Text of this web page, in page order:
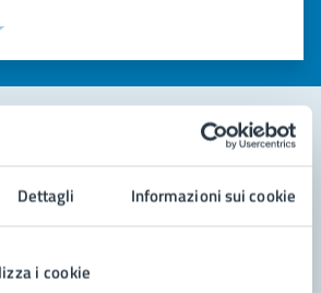
Dettagli Informazioni sui cookie
i cookie
informazioni (da 1 a 5 stelle)
di stelle per valutare la chiarezza delle
5 stelle su 5
stelle su 5
su 5
su 5
frequenti